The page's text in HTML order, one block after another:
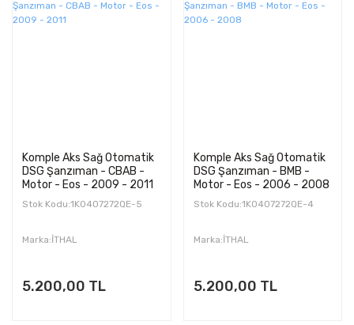
Komple Aks Sağ Otomatik
DSG Şanzıman - CBAB -
Motor - Eos - 2009 - 2011
Stok Kodu:1K0407272QE-5
Marka:İTHAL
5.200,00 TL
Komple Aks Sağ Otomatik
DSG Şanzıman - BMB -
Motor - Eos - 2006 - 2008
Stok Kodu:1K0407272QE-4
Marka:İTHAL
5.200,00 TL